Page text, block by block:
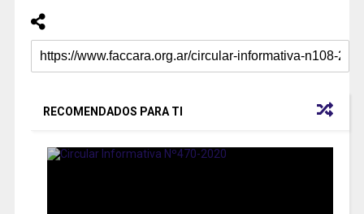
RECOMENDADOS PARA TI